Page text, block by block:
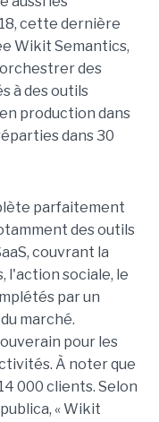
cette dernière
Wikit Semantics,
des
à des outils
production dans
dans 30
parfaitement
des outils
couvrant la
l'action sociale, le
par un
marché.
pour les
À noter que
000 clients. Selon
« Wikit